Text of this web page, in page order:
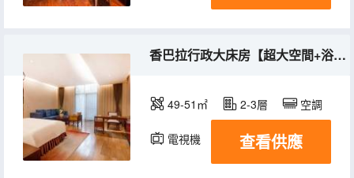
香巴拉行政大床房【超大空間+浴缸】
49-51㎡ 2-3層 空調
電視機 冰箱
查看供應